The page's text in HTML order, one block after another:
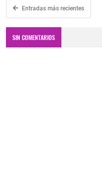
Entradas más recientes
SIN COMENTARIOS